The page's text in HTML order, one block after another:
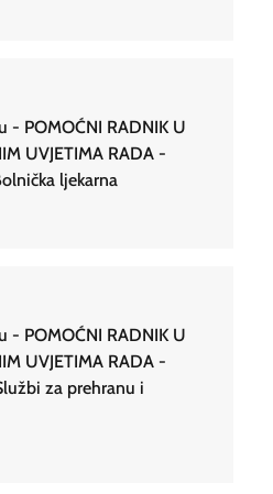
- POMOĆNI RADNIK U
UVJETIMA RADA -
ljekarna
- POMOĆNI RADNIK U
UVJETIMA RADA -
za prehranu i